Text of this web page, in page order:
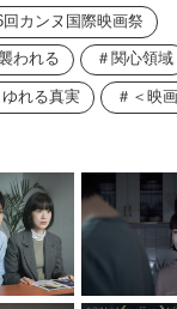
回カンヌ国際映画祭
われる 関心領域
れる真実 ＜映